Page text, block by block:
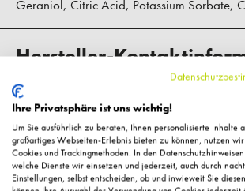
Geraniol, Citric Acid, Potassium Sorbate,
Hersteller-
Kundenbewertungen
Ihre Privatsphäre ist uns wichtig!
Um Sie ausführlich zu beraten, Ihnen personalisierte Inhalte
großartiges Webseiten-Erlebnis bieten zu können, nutzen
Cookies und Trackingmethoden. In den
welche Dienste wir einsetzen und jederzeit, auch durch
Einstellungen, selbst entscheiden, ob und inwieweit Sie